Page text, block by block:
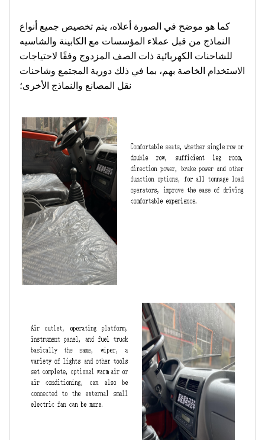
كما هو موضح في الصورة أعلاه، يتم تخصيص جميع أنواع
النماذج من قبل عملاء المؤسسات مع الكابينة والشاسيه
للشاحنات الكهربائية ذات الصف المزدوج وفقًا لاحتياجات
الاستخدام الخاصة بهم، بما في ذلك دورية المجتمع وشاحنات
نقل المصانع والنماذج الأخرى؛